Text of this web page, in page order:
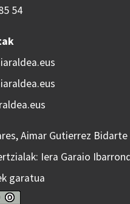
54
Aimar Gutierrez
Iera Garaio
garatua